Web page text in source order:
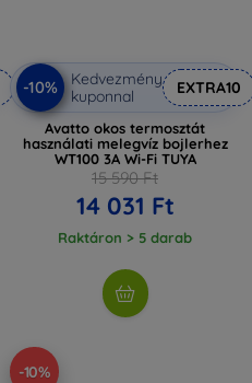
-10%
Kedvezmény
kuponnal
EXTRA10
Avatto okos termosztát
használati melegvíz bojlerhez
WT100 3A Wi-Fi TUYA
15 590 Ft
14 031 Ft
Raktáron > 5 darab
-10%